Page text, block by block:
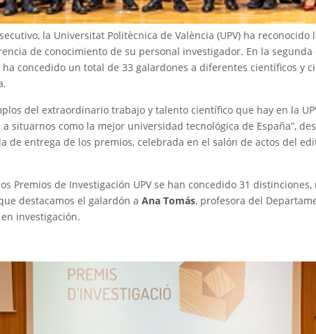
la Universitat Politècnica de València (UPV) ha reconocido
de conocimiento de su personal investigador. En la segunda
ha concedido un total de 33 galardones a diferentes científicos y
del extraordinario trabajo y talento científico que hay en la
situarnos como la mejor universidad tecnológica de España”,
de entrega de los premios, celebrada en el salón de actos del
Premios de Investigación UPV se han concedido 31
destacamos el galardón a Ana Tomás, profesora del
investigación.